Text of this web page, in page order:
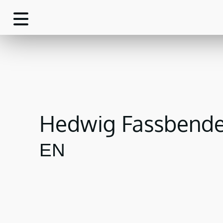
Hedwig
EN